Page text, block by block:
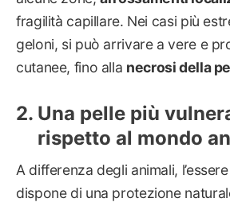
fragilità capillare. Nei casi più
geloni, si può arrivare a vere e
cutanee, fino alla necrosi della
Una pelle più
rispetto al mondo
A differenza degli animali,
dispone di una protezione